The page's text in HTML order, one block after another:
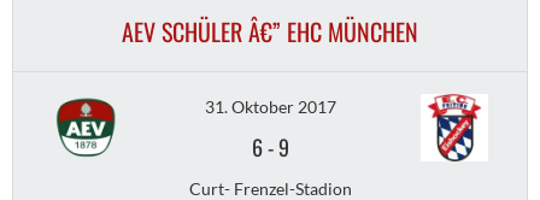
AEV SCHÜLER Â€” EHC MÜNCHEN
31. Oktober 2017
6-9
Curt- Frenzel-Stadion